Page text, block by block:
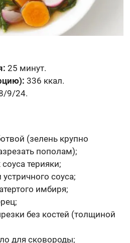
25 минут.
336 ккал.
9/24.
(зелень крупно
пополам);
терияки;
соуса;
имбиря;
без костей (толщиной
для сковороды;